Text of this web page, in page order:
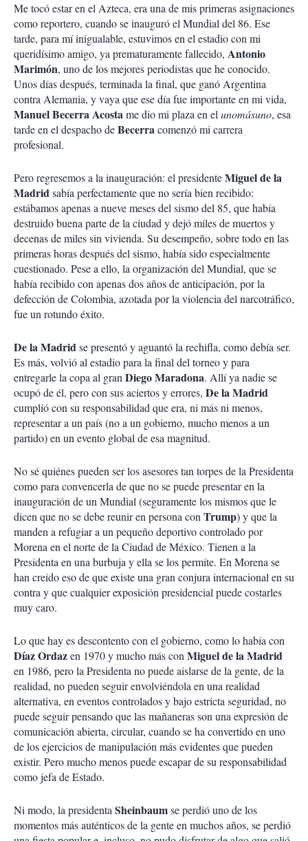
Me tocó estar en el Azteca, era una de mis primeras asignaciones
como reportero, cuando se inauguró el Mundial del 86. Ese
tarde, para mí inigualable, estuvimos en el estadio con mi
queridísimo amigo, ya prematuramente fallecido, Antonio
Marimón, uno de los mejores periodistas que he conocido.
Unos días después, terminada la final, que ganó Argentina
contra Alemania, y vaya que ese día fue importante en mi vida,
Manuel Becerra Acostame dio mi plaza en el unomásuno, esa
tarde en el despacho deBecerracomenzó mi carrera
profesional.
Pero regresemos a la inauguración: el presidenteMiguelde la
Madridsabía perfectamente que no sería bien recibido:
estábamos apenas a nueve meses del sismo del 85, que había
destruido buena parte de la ciudad y dejó miles de muertos y
decenas de miles sin vivienda. Su desempeño, sobre todo en las
primeras horas después del sismo, había sido especialmente
cuestionado. Pese a ello, la organización del Mundial, que se
había recibido con apenas dos años de anticipación, por la
defección de Colombia, azotada por la violencia del narcotráfico,
fue un rotundo éxito.
De la Madridse presentó y aguantó la rechifla, como debía ser.
Es más, volvió al estadio para la final del torneo y para
entregarle la copa al gran Diego Maradona. Allí ya nadie se
ocupó de él, pero con sus aciertos y errores, De la Madrid
cumplió con su responsabilidad que era, ni más ni menos,
representar a un país (no a un gobierno, mucho menos a un
partido) en un evento global de esa magnitud.
No sé quiénes pueden ser los asesores tan torpes de la Presidenta
como para convencerla de que no se puede presentar en la
inauguración de un Mundial (seguramente los mismos que le
dicen que no se debe reunir en persona con Trump) y que la
manden a refugiar a un pequeño deportivo controlado por
Morena en el norte de la Ciudad de México. Tienen a la
Presidenta en una burbuja y ella se los permite. En Morena se
han creído eso de que existe una gran conjura internacional en su
contra y que cualquier exposición presidencial puede costarles
muy caro.
Lo que hay es descontento con el gobierno, como lo había con
Díaz Ordazen 1970 y mucho más con Miguel de la Madrid
en 1986, pero la Presidenta no puede aislarse de la gente, de la
realidad, no pueden seguir envolviéndola en una realidad
alternativa, en eventos controlados y bajo estricta seguridad, no
puede seguir pensando que las mañaneras son una expresión de
comunicación abierta, circular, cuando se ha convertido en uno
de los ejercicios de manipulación más evidentes que pueden
existir. Pero mucho menos puede escapar de su responsabilidad
como jefa de Estado.
Ni modo, la presidenta Sheinbaumse perdió uno de los
momentos más auténticos de la gente en muchos años, se perdió